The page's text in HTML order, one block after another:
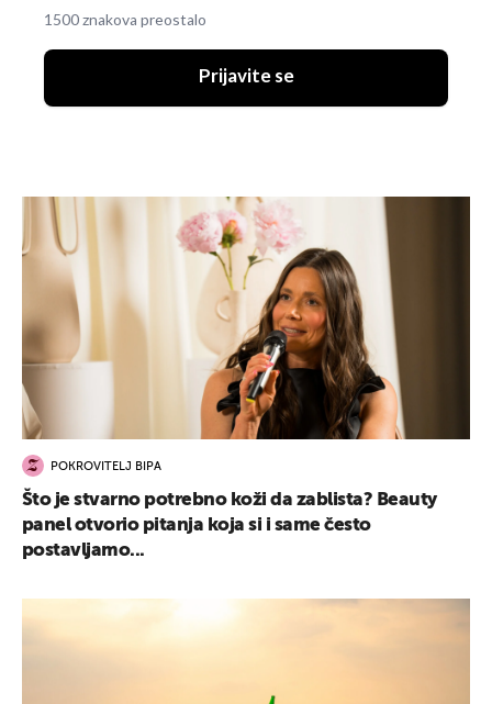
1500 znakova preostalo
Prijavite se
POKROVITELJ BIPA
Što je stvarno potrebno koži da zablista? Beauty
panel otvorio pitanja koja si i same često
postavljamo...